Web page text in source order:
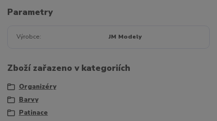
Parametry
Výrobce JM Modely
Zboží zařazeno v kategoriích
Organizéry
Barvy
Patinace